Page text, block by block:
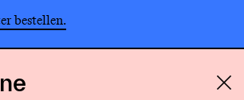
bestellen.